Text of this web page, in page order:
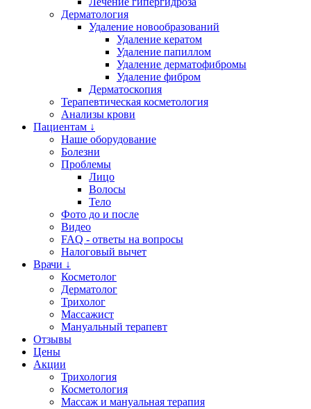
Дерматология
Удаление новообразований
Удаление кератом
Удаление папиллом
Удаление дерматофибромы
Удаление фибром
Дерматоскопия
Терапевтическая косметология
Анализы крови
Пациентам ↓
Наше оборудование
Болезни
Проблемы
Лицо
Волосы
Тело
Фото до и после
Видео
FAQ - ответы на вопросы
Налоговый вычет
Врачи ↓
Косметолог
Дерматолог
Трихолог
Массажист
Мануальный терапевт
Отзывы
Цены
Акции
Трихология
Косметология
Массаж и мануальная терапия